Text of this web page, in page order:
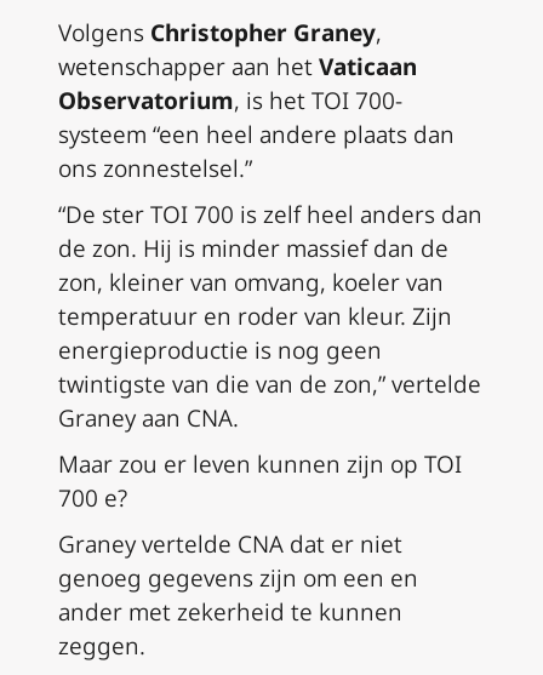
Volgens Christopher Graney,
wetenschapper aan hetVaticaan
Observatorium, is het TOI 700-
systeem “een heel andere plaats dan
ons zonnestelsel.”
“De ster TOI 700 is zelf heel anders dan
de zon. Hij is minder massief dan de
zon, kleiner van omvang, koeler van
temperatuur en roder van kleur. Zijn
energieproductie is nog geen
twintigste van die van de zon,” vertelde
Graney aan CNA.
Maar zou er leven kunnen zijn op TOI
700 e?
Graney vertelde CNA dat er niet
genoeg gegevens zijn om een en
ander met zekerheid te kunnen
zeggen.